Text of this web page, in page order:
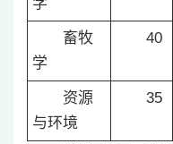
畜牧
学
40
资源
与环境
35